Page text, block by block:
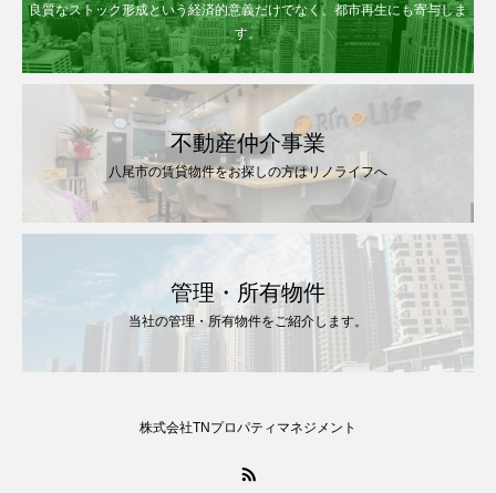
良質なストック形成という経済的意義だけでなく、都市再生にも寄与しま
す。
不動産仲介事業
八尾市の賃貸物件をお探しの方はリノライフへ
管理・所有物件
当社の管理・所有物件をご紹介します。
株式会社TNプロパティマネジメント